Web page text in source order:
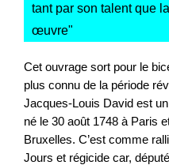
tant par son talent que
œuvre"
Cet ouvrage sort pour le
plus connu de la période
Jacques-Louis David est
né le 30 août 1748 à Paris
Bruxelles. C’est comme
Jours et régicide car,